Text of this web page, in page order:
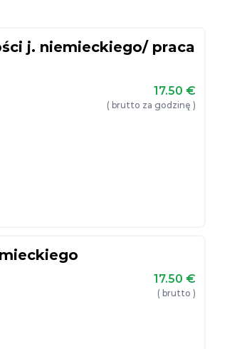
j. niemieckiego/ praca
17.50 €
( brutto za godzinę )
17.50 €
( brutto )